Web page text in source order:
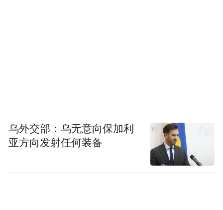
乌外交部：乌无意向保加利
亚方向发射任何装备